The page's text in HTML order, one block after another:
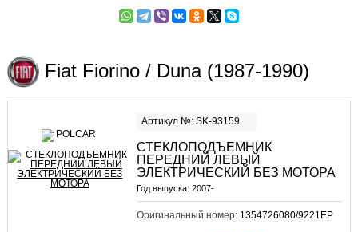
Fiat Fiorino / Duna (1987-1990)
Артикул №: SK-93159
СТЕКЛОПОДЪЕМНИК
ПЕРЕДНИЙ ЛЕВЫЙ
ЭЛЕКТРИЧЕСКИЙ БЕЗ МОТОРА
Год выпуска: 2007-
Оригинальный номер: 1354726080/9221EP